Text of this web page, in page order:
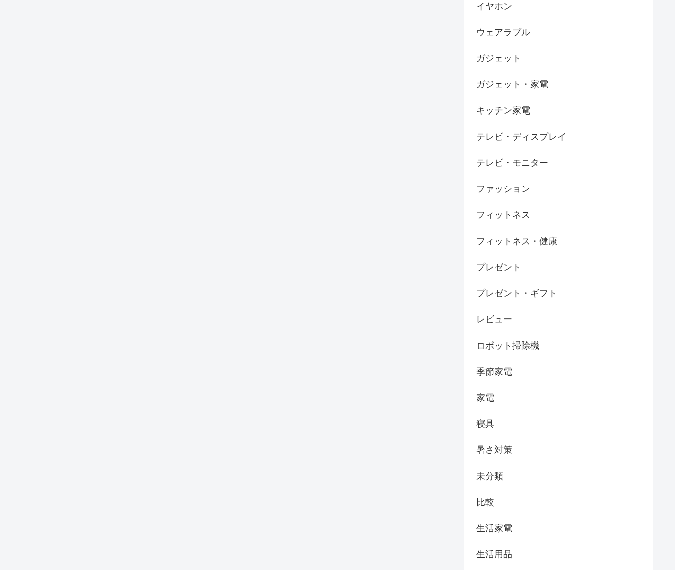
イヤホン
ウェアラブル
ガジェット
ガジェット・家電
キッチン家電
テレビ・ディスプレイ
テレビ・モニター
ファッション
フィットネス
フィットネス・健康
プレゼント
プレゼント・ギフト
レビュー
ロボット掃除機
季節家電
家電
寝具
暑さ対策
未分類
比較
生活家電
生活用品